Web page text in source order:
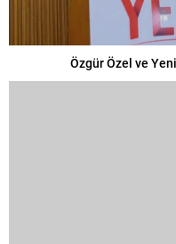
Özgür Özel ve